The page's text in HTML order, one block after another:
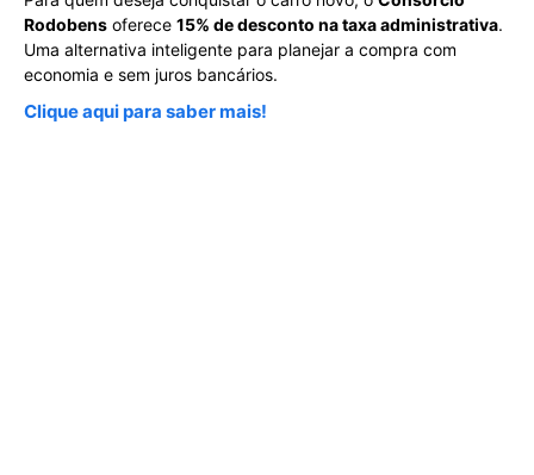
Rodobens oferece 15% de desconto na taxa administrativa.
Uma alternativa inteligente para planejar a compra com
economia e sem juros bancários.
Clique aqui para saber mais!